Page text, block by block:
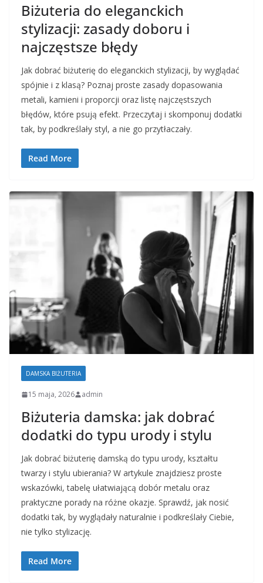
Biżuteria do eleganckich
stylizacji: zasady doboru i
najczęstsze błędy
Jak dobrać biżuterię do eleganckich stylizacji, by wyglądać
spójnie i z klasą? Poznaj proste zasady dopasowania
metali, kamieni i proporcji oraz listę najczęstszych
błędów, które psują efekt. Przeczytaj i skomponuj dodatki
tak, by podkreślały styl, a nie go przytłaczały.
Read More
DAMSKA BIŻUTERIA
15 maja, 2026 admin
Biżuteria damska: jak dobrać
dodatki do typu urody i stylu
Jak dobrać biżuterię damską do typu urody, kształtu
twarzy i stylu ubierania? W artykule znajdziesz proste
wskazówki, tabelę ułatwiającą dobór metalu oraz
praktyczne porady na różne okazje. Sprawdź, jak nosić
dodatki tak, by wyglądały naturalnie i podkreślały Ciebie,
nie tylko stylizację.
Read More